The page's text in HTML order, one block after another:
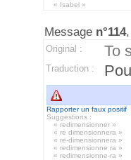
« Isabel »
Message n°114,
Original : To
Traduction :
Rapporter un faux positif
Suggestions :
« redimensionner »
« re dimensionnera »
« re-dimensionnera »
« redimensionne ra »
« redimensionne-ra »